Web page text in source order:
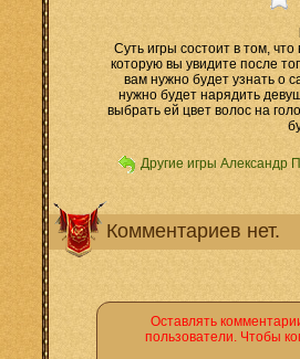
Суть игры состоит в том,
которую вы увидите после
вам нужно будет узнать о
нужно будет нарядить
выбрать ей цвет волос на
Другие игры Александр
Комментариев нет.
Оставлять
пользователи. Чтобы